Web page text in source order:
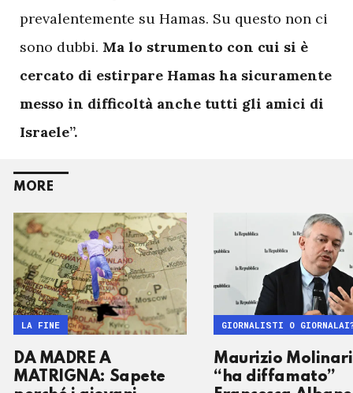
prevalentemente su Hamas. Su questo non ci
sono dubbi. Ma lo strumento con cui si è
cercato di estirpare Hamas ha sicuramente
messo in difficoltà anche tutti gli amici di
Israele”.
MORE
DA MADRE A
MATRIGNA: Sapete
LA FINE
Maurizio Molinari
“ha diffamato”
GIORNALISTI O